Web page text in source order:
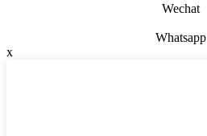
Wechat
Whatsapp
x